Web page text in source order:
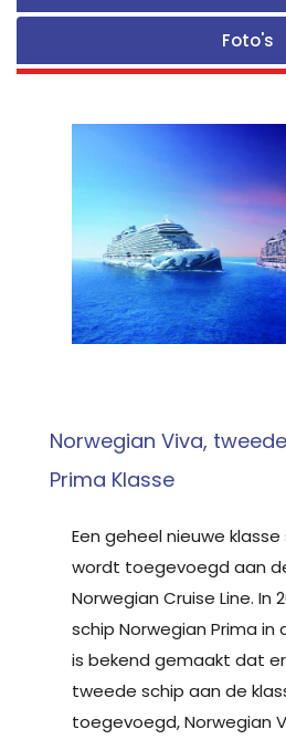
Foto's
Norwegian Viva,
Prima Klasse
Een geheel nieuwe
wordt toegevoegd aan
Norwegian Cruise Line. In
schip Norwegian Prima in
is bekend gemaakt dat er
tweede schip aan de
toegevoegd, Norwegian